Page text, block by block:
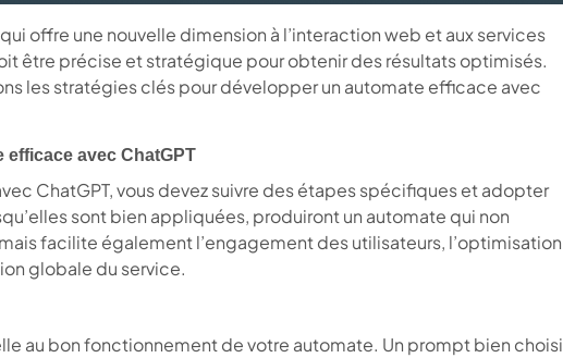
offre une nouvelle dimension à l’interaction web et aux services
être précise et stratégique pour obtenir des résultats optimisés.
les stratégies clés pour développer un automate efficace avec
avec ChatGPT
ChatGPT, vous devez suivre des étapes spécifiques et adopter
sont bien appliquées, produiront un automate qui non
facilite également l’engagement des utilisateurs, l’optimisation
globale du service.
au bon fonctionnement de votre automate. Un prompt bien choisi